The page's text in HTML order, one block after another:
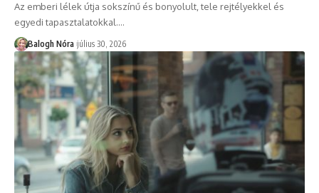
Az emberi lélek útja sokszínű és bonyolult, tele rejtélyekkel és
egyedi tapasztalatokkal.…
Balogh Nóra július 30, 2026